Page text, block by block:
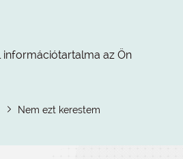
információtartalma az Ön
Nem ezt kerestem